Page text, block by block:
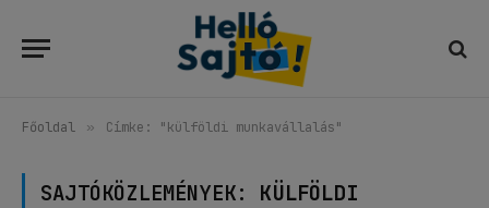
Főoldal » Címke: "külföldi munkavállalás"
SAJTÓKÖZLEMÉNYEK: KÜLFÖLDI